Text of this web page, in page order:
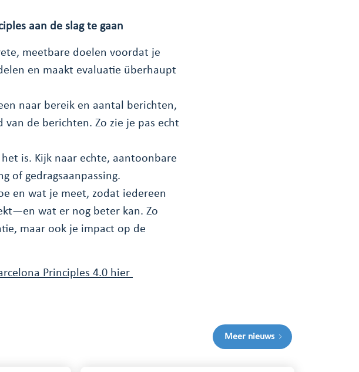
aan de slag te gaan
meetbare doelen voordat je
en maakt evaluatie überhaupt
naar bereik en aantal berichten,
de berichten. Zo zie je pas echt
is. Kijk naar echte, aantoonbare
of gedragsaanpassing.
en wat je meet, zodat iedereen
wat er nog beter kan. Zo
maar ook je impact op de
Principles 4.0 hier
Meer nieuws